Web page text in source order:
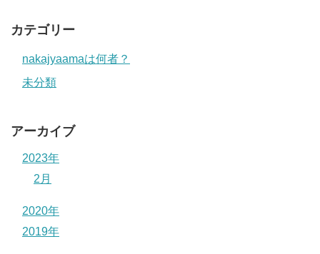
カテゴリー
nakajyaamaは何者？
未分類
アーカイブ
2023年
2月
2020年
2019年